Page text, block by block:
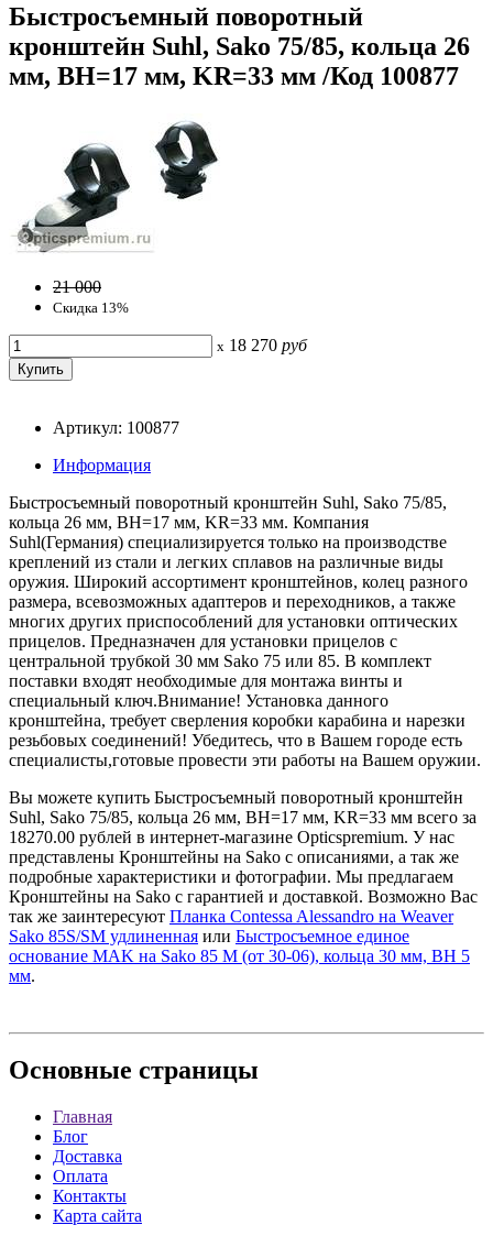
Быстросъемный поворотный
кронштейн Suhl, Sako 75/85, кольца 26
мм, BH=17 мм, KR=33 мм /Код 100877
21 000
Скидка 13%
x 18 270 руб
Артикул: 100877
Информация
Быстросъемный поворотный кронштейн Suhl, Sako 75/85,
кольца 26 мм, BH=17 мм, KR=33 мм. Компания
Suhl(Германия) специализируется только на производстве
креплений из стали и легких сплавов на различные виды
оружия. Широкий ассортимент кронштейнов, колец разного
размера, всевозможных адаптеров и переходников, а также
многих других приспособлений для установки оптических
прицелов. Предназначен для установки прицелов с
центральной трубкой 30 мм Sako 75 или 85. В комплект
поставки входят необходимые для монтажа винты и
специальный ключ.Внимание! Установка данного
кронштейна, требует сверления коробки карабина и нарезки
резьбовых соединений! Убедитесь, что в Вашем городе есть
специалисты,готовые провести эти работы на Вашем оружии.
Вы можете купить Быстросъемный поворотный кронштейн
Suhl, Sako 75/85, кольца 26 мм, BH=17 мм, KR=33 мм всего за
18270.00 рублей в интернет-магазине Opticspremium. У нас
представлены Кронштейны на Sako с описаниями, а так же
подробные характеристики и фотографии. Мы предлагаем
Кронштейны на Sako с гарантией и доставкой. Возможно Вас
так же заинтересуют Планка Contessa Alessandro на Weaver
Sako 85S/SM удлиненная или Быстросъемное единое
основание MAK на Sako 85 M (от 30-06), кольца 30 мм, BH 5
мм.
Основные страницы
Главная
Блог
Доставка
Оплата
Контакты
Карта сайта